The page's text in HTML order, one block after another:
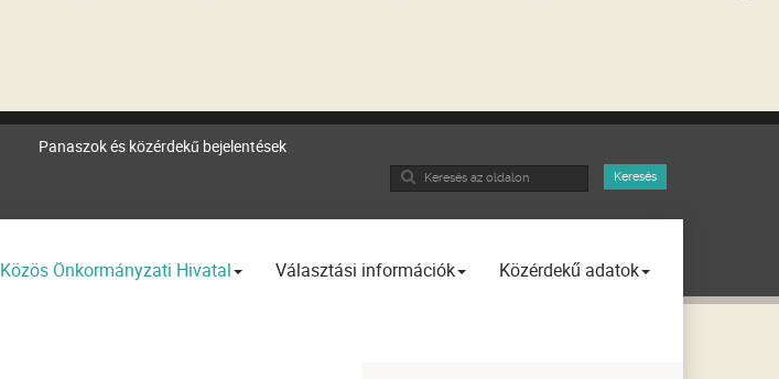
Panaszok és közérdekű bejelentések
Search
Keresés
Közös Önkormányzati Hivatal Választási információk Közérdekű adatok